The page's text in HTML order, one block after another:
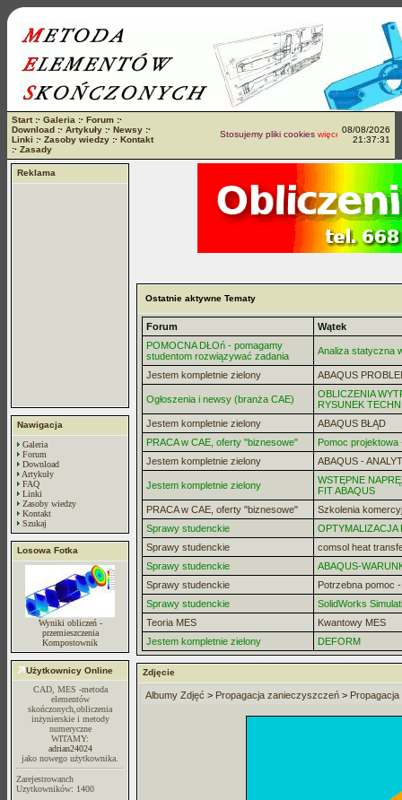
Start:· Galeria :· Forum :·
Download :· Artykuły :· Newsy :·
Linki :· Zasoby wiedzy :· Kontakt
:· Zasady
Stosujemy pliki cookieswięcej... 08/08/2026
21:37:31
Reklama
Nawigacja
Galeria
Forum
Download
Artykuły
FAQ
Linki
Zasoby wiedzy
Kontakt
Szukaj
Losowa Fotka
Wyniki obliczeń -
przemieszczenia
Kompostownik
Użytkownicy Online
CAD, MES -metoda
elementów
skończonych,obliczenia
inżynierskie i metody
numeryczne
WITAMY:
adrian24024
jako nowego użytkownika.
Zarejestrowanch
Uzytkowników: 1400
Ostatnie aktywne Tematy
Forum
Wątek
POMOCNA DŁOń - pomagamy
studentom rozwiązywać zadania
Analiza statyczna
Jestem kompletnie zielony ABAQUS
Ogłoszenia i newsy (branża CAE)
OBLICZENIA
RYSUNEK
Jestem kompletnie zielony
ABAQUS BŁĄD
PRACA w CAE, oferty "biznesowe"
Pomoc projektowa
Jestem kompletnie zielony
ABAQUS -
Jestem kompletnie zielony
WSTĘPNE
FIT ABAQUS
PRACA w CAE, oferty "biznesowe"
Szkolenia
Sprawy studenckie
OPTYMALIZACJA
Sprawy studenckie
comsol heat
Sprawy studenckie
ABAQUS-
Sprawy studenckie
Potrzebna pomoc
Sprawy studenckie
SolidWorks
Teoria MES
Kwantowy MES
Jestem kompletnie zielony
DEFORM
Zdjęcie
Albumy Zdjęć > Propagacja zanieczyszczeń >